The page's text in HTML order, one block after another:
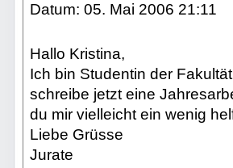
Datum: 05. Mai 2006 21:11
Hallo Kristina,
Ich bin Studentin der
schreibe jetzt eine
du mir vielleicht ein wenig
Liebe Grüsse
Jurate